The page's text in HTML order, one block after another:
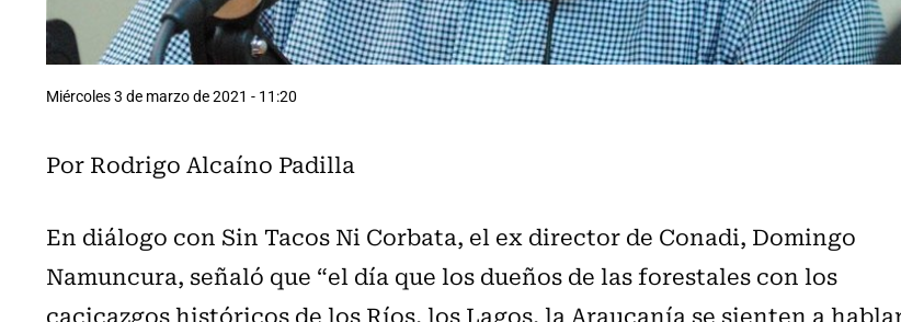
Miércoles 3 de marzo de 2021 - 11:20
Por Rodrigo Alcaíno Padilla
En diálogo con Sin Tacos Ni Corbata, el ex director de Conadi, Domingo
Namuncura, señaló que “el día que los dueños de las forestales con los
cacicazgos históricos de los Ríos, los Lagos, la Araucanía se sienten a